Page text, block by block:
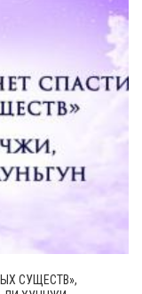
СУЩЕСТВ»,